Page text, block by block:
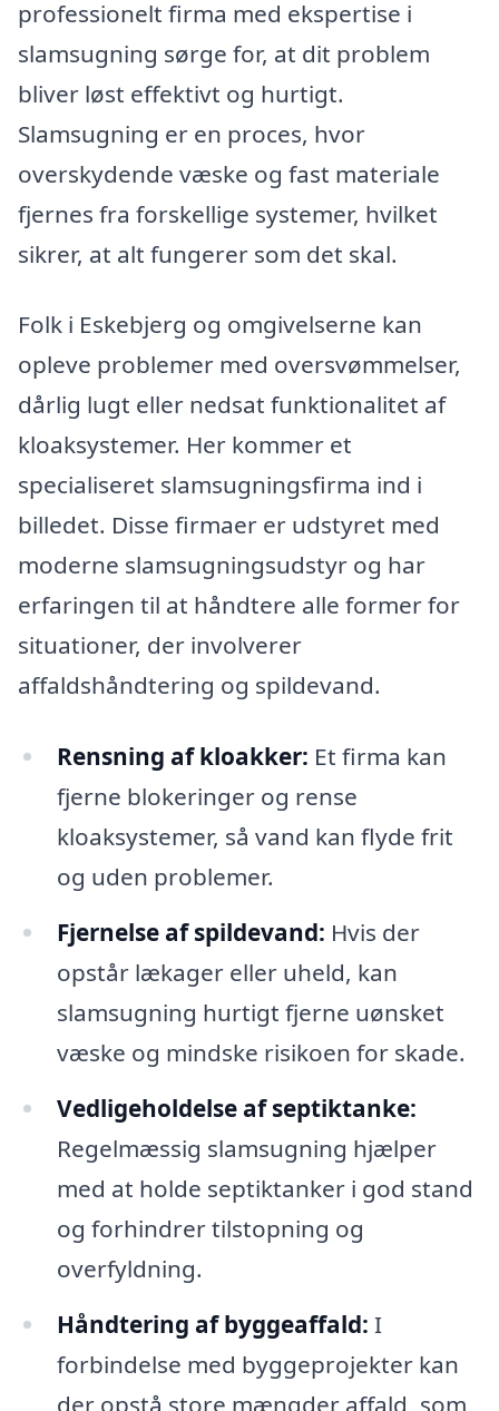
professionelt firma med ekspertise i
slamsugning sørge for, at dit problem
bliver løst effektivt og hurtigt.
Slamsugning er en proces, hvor
overskydende væske og fast materiale
fjernes fra forskellige systemer, hvilket
sikrer, at alt fungerer som det skal.
Folk i Eskebjerg og omgivelserne kan
opleve problemer med oversvømmelser,
dårlig lugt eller nedsat funktionalitet af
kloaksystemer. Her kommer et
specialiseret slamsugningsfirma ind i
billedet. Disse firmaer er udstyret med
moderne slamsugningsudstyr og har
erfaringen til at håndtere alle former for
situationer, der involverer
affaldshåndtering og spildevand.
Rensning af kloakker: Et firma kan
fjerne blokeringer og rense
kloaksystemer, så vand kan flyde frit
og uden problemer.
Fjernelse af spildevand: Hvis der
opstår lækager eller uheld, kan
slamsugning hurtigt fjerne uønsket
væske og mindske risikoen for skade.
Vedligeholdelse af septiktanke:
Regelmæssig slamsugning hjælper
med at holde septiktanker i god stand
og forhindrer tilstopning og
overfyldning.
Håndtering af byggeaffald: I
forbindelse med byggeprojekter kan
der opstå store mængder affald, som